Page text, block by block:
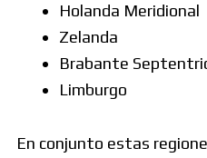
Holanda Meridional
Zelanda
Brabante
Limburgo
En conjunto estas